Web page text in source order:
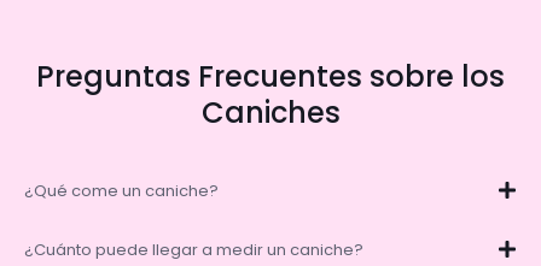
Preguntas Frecuentes sobre los
Caniches
¿Qué come un caniche?
¿Cuánto puede llegar a medir un caniche?